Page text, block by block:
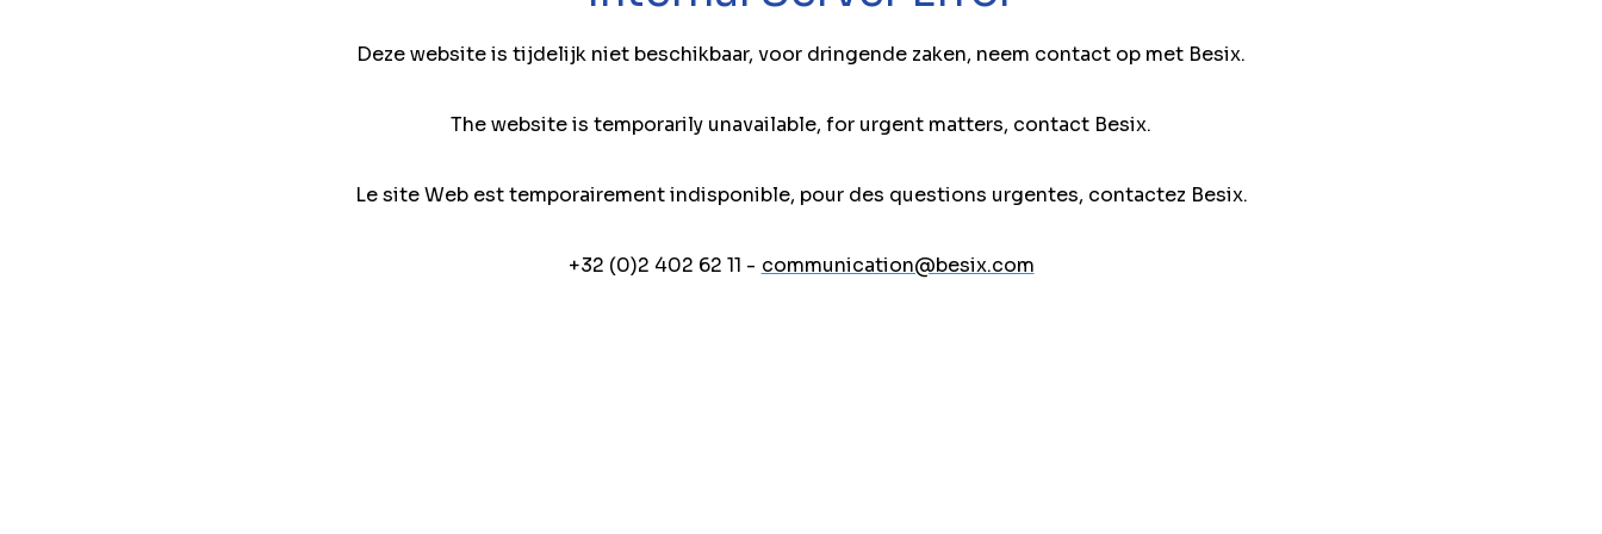
Deze website is tijdelijk niet beschikbaar, voor dringende zaken, neem contact op met Besix.
The website is temporarily unavailable, for urgent matters, contact Besix.
Le site Web est temporairement indisponible, pour des questions urgentes, contactez Besix.
+32 (0)2 402 62 11 - communication@besix.com